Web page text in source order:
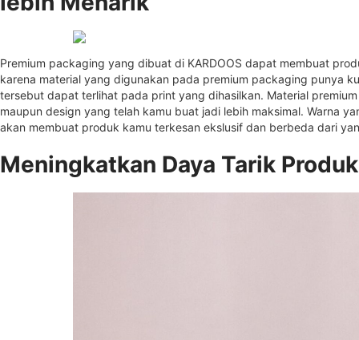
Premium packaging yang dibuat di KARDOOS dapat membuat
karena material yang digunakan pada premium packaging punya
tersebut dapat terlihat pada print yang dihasilkan. Material
maupun design yang telah kamu buat jadi lebih maksimal. Warna
akan membuat produk kamu terkesan ekslusif dan berbeda dari
Meningkatkan Daya Tarik Produk